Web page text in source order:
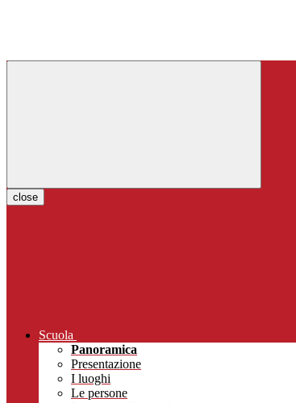
close
Scuola
Panoramica
Presentazione
I luoghi
Le persone